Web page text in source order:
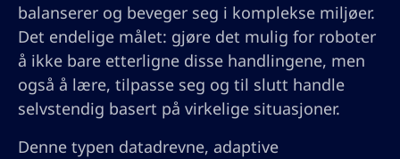
balanserer og beveger seg i komplekse miljøer.
Det endelige målet: gjøre det mulig for roboter
å ikke bare etterligne disse handlingene, men
også å lære, tilpasse seg og til slutt handle
selvstendig basert på virkelige situasjoner.
Denne typen datadrevne, adaptive